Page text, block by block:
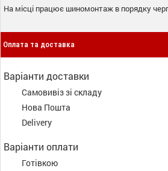
На місці працює шиномонтаж в порядку
Оплата та доставка
Варіанти доставки
Самовивіз зі складу
Нова Пошта
Delivery
Варіанти оплати
Готівкою